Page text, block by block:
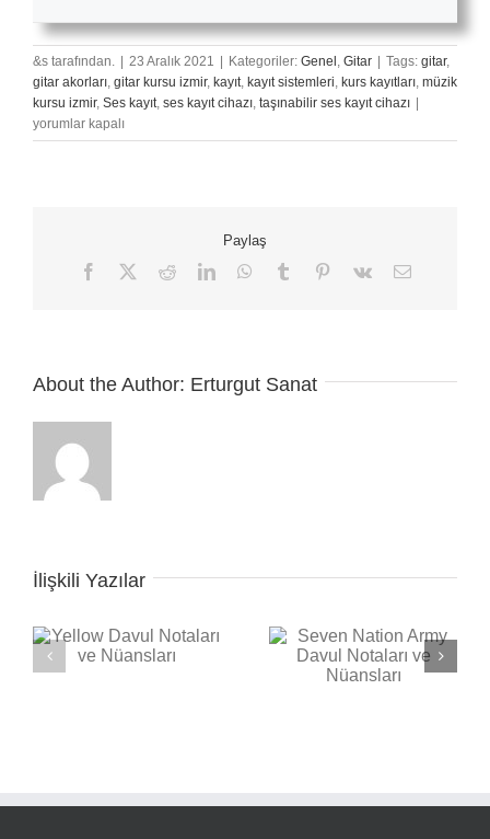
&s tarafından. | 23 Aralık 2021 | Kategoriler: Genel Gitar | Tags: gitar,
gitar akorları gitar kursu izmir, kayıt kayıt sistemleri kurs kayıtları müzik
kursu izmir, Ses kayıt ses kayıt cihazı taşınabilir ses kayıt cihazı |
Nasıl
yorumlar kapalı
Paylaş
Facebook RedditLinkedInWhatsApp
Tumblr Pinterest
Vk
E-
About the Author: Erturgut Sanat
İlişkili Yazılar
Seven Nation Army
Back in Black Davul
Notaları ve Nüansları